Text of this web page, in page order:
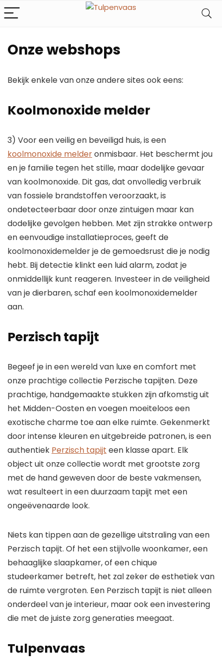
Onze webshops
Bekijk enkele van onze andere sites ook eens:
Koolmonoxide melder
3) Voor een veilig en beveiligd huis, is een
koolmonoxide melderonmisbaar. Het beschermt jou
en je familie tegen het stille, maar dodelijke gevaar
van koolmonoxide. Dit gas, dat onvolledig verbruik
van fossiele brandstoffen veroorzaakt, is
ondetecteerbaar door onze zintuigen maar kan
dodelijke gevolgen hebben. Met zijn strakke ontwerp
en eenvoudige installatieproces, geeft de
koolmonoxidemelder je de gemoedsrust die je nodig
hebt. Bij detectie klinkt een luid alarm, zodat je
onmiddellijk kunt reageren. Investeer in de veiligheid
van je dierbaren, schaf een koolmonoxidemelder
aan.
Perzisch tapijt
Begeef je in een wereld van luxe en comfort met
onze prachtige collectie Perzische tapijten. Deze
prachtige, handgemaakte stukken zijn afkomstig uit
het Midden-Oosten en voegen moeiteloos een
exotische charme toe aan elke ruimte. Gekenmerkt
door intense kleuren en uitgebreide patronen, is een
authentiek Perzisch tapijt een klasse apart. Elk
object uit onze collectie wordt met grootste zorg
met de hand geweven door de beste vakmensen,
wat resulteert in een duurzaam tapijt met een
ongeëvenaarde look.
Niets kan tippen aan de gezellige uitstraling van een
Perzisch tapijt. Of het een stijlvolle woonkamer, een
behaaglijke slaapkamer, of een chique
studeerkamer betreft, het zal zeker de esthetiek van
de ruimte vergroten. Een Perzisch tapijt is niet alleen
onderdeel van je interieur, maar ook een investering
die met de juiste zorg generaties meegaat.
Tulpenvaas